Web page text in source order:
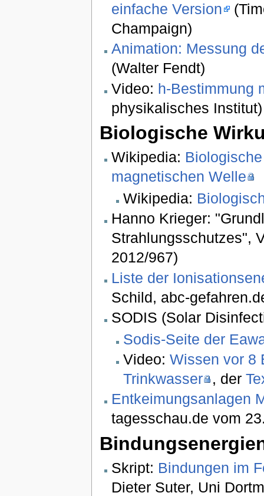
einfache Version
Champaign)
Animation: Messung
(Walter Fendt)
Video: h-Bestimmung
physikalisches Institut)
Biologische
Wikipedia:
magnetischen Welle
Wikipedia:
Hanno Krieger:
Strahlungsschutzes",
2012/967)
Liste der
Schild, abc-
SODIS (Solar
Sodis-Seite der
Video:Wissen vor 8
Trinkwasser
, der
Entkeimungsanlagen
tagesschau.de vom
Skript: Bindungen im
Dieter Suter, Uni